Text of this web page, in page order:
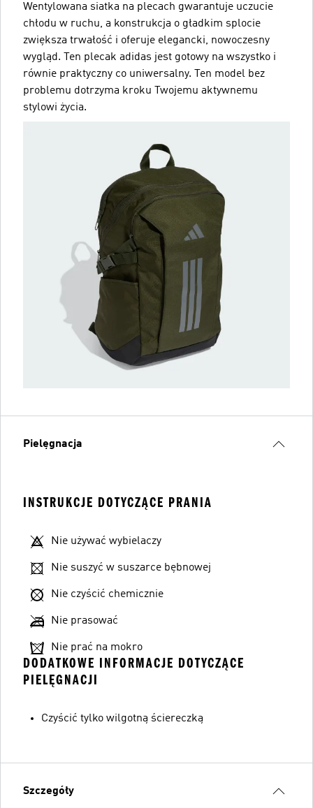
Wentylowana siatka na plecach gwarantuje uczucie
chłodu w ruchu, a konstrukcja o gładkim splocie
zwiększa trwałość i oferuje elegancki, nowoczesny
wygląd. Ten plecak adidas jest gotowy na wszystko i
równie praktyczny co uniwersalny. Ten model bez
problemu dotrzyma kroku Twojemu aktywnemu
stylowi życia.
Pielęgnacja
INSTRUKCJE DOTYCZĄCE PRANIA
Nie używać wybielaczy
Nie suszyć w suszarce bębnowej
Nie czyścić chemicznie
Nie prasować
Nie prać na mokro
DODATKOWE INFORMACJE DOTYCZĄCE
PIELĘGNACJI
Czyścić tylko wilgotną ściereczką
Szczegóły